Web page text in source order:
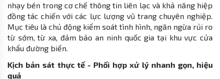
nhạy bén trong cơ chế thông tin liên lạc và khả năng hiệp
đồng tác chiến với các lực lượng vũ trang chuyên nghiệp.
Mục tiêu là chủ động kiểm soát tình hình, ngăn ngừa rủi ro
từ sớm, từ xa, đảm bảo an ninh quốc gia tại khu vực cửa
khẩu đường biển.
Kịch bản sát thực tế - Phối hợp xử lý nhanh gọn, hiệu
quả